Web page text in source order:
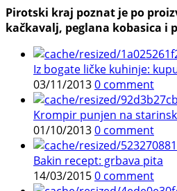
Pirotski kraj poznat je po
kačkavalj, peglana kobasica i
Iz bogate ličke kuhinje:
03/11/20130 comment
Krompir punjen na
01/10/20130 comment
Bakin recept: grbava pita
14/03/20150 comment